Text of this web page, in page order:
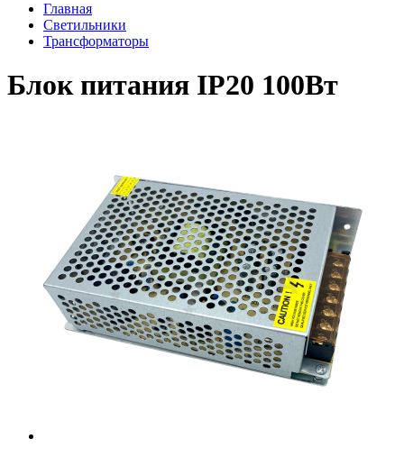
Главная
Светильники
Трансформаторы
Блок питания IP20 100Вт